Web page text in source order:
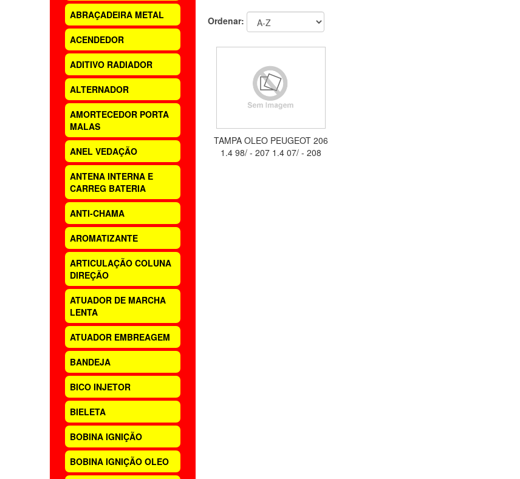
ABRAÇADEIRA METAL
ACENDEDOR
ADITIVO RADIADOR
ALTERNADOR
AMORTECEDOR PORTA
MALAS
ANEL VEDAÇÃO
ANTENA INTERNA E
CARREG BATERIA
ANTI-CHAMA
AROMATIZANTE
ARTICULAÇÃO COLUNA
DIREÇÃO
ATUADOR DE MARCHA
LENTA
ATUADOR EMBREAGEM
BANDEJA
BICO INJETOR
BIELETA
BOBINA IGNIÇÃO
BOBINA IGNIÇÃO OLEO
Ordenar:
TAMPA OLEO PEUGEOT 206
1.4 98/ - 207 1.4 07/ - 208